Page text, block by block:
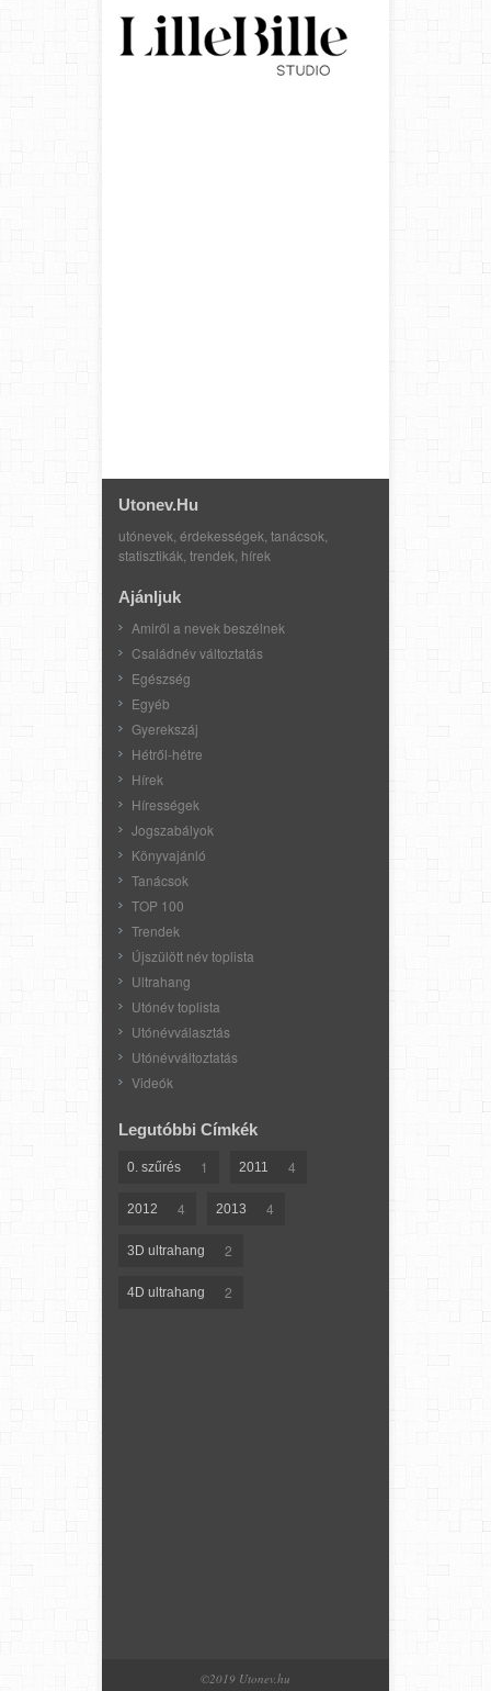
Utonev.hu
utónevek, érdekességek, tanácsok,
statisztikák, trendek, hírek
Ajánljuk
Amiről a nevek beszélnek
Családnév változtatás
Egészség
Egyéb
Gyerekszáj
Hétről-hétre
Hírek
Hírességek
Jogszabályok
Könyvajánló
Tanácsok
TOP 100
Trendek
Újszülött név toplista
Ultrahang
Utónév toplista
Utónévválasztás
Utónévváltoztatás
Videók
Legutóbbi Címkék
0. szűrés 1 2011 4
2012 4 2013 4
3D ultrahang 2
4D ultrahang 2
©2019 Utonev.hu